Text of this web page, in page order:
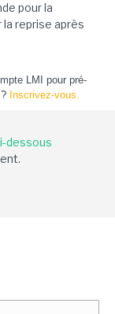
pour la
reprise après
LMI pour pré-
Inscrivez-vous.
dessous